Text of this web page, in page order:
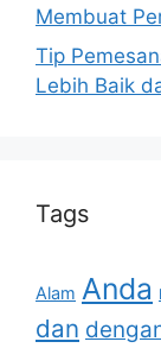
Membuat
Tip
Lebih Baik
Tags
Alam Anda
dan